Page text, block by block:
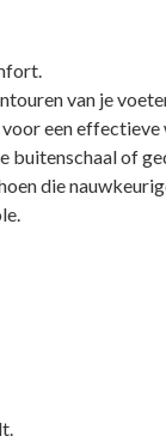
van je
een
buitenschaal of
die